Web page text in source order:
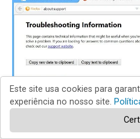
Nas janelas abertas confirme
Este site usa cookies para
experiência no nosso site.